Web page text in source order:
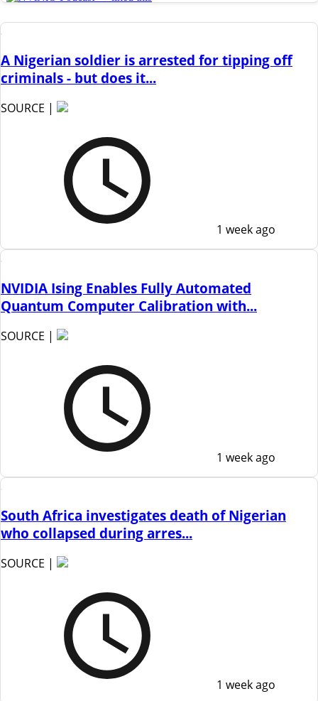
A Nigerian soldier is arrested for tipping off
criminals - but does it...
SOURCE |
1 week ago
NVIDIA Ising Enables Fully Automated
Quantum Computer Calibration with...
SOURCE |
1 week ago
South Africa investigates death of Nigerian
who collapsed during arres...
SOURCE |
1 week ago